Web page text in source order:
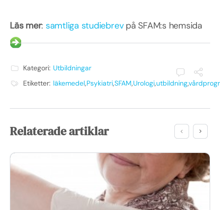
Läs mer: samtliga studiebrevpå SFAM:s hemsida
Kategori: Utbildningar
Etiketter: läkemedel,Psykiatri,SFAM,Urologi,utbildning,
Relaterade artiklar